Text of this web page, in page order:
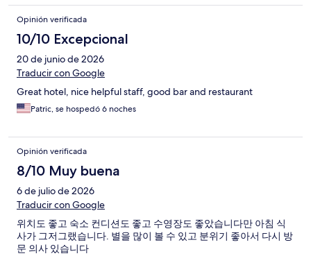
Opinión verificada
10/10 Excepcional
20 de junio de 2026
Traducir con Google
Great hotel, nice helpful staff, good bar and restaurant
Patric, se hospedó 6 noches
Opinión verificada
8/10 Muy buena
6 de julio de 2026
Traducir con Google
위치도 좋고 숙소 컨디션도 좋고 수영장도 좋았습니다만 아침 식
사가 그저그랬습니다. 별을 많이 볼 수 있고 분위기 좋아서 다시 방
문 의사 있습니다